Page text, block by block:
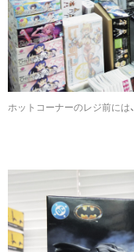
ホットコーナーのレジ前には